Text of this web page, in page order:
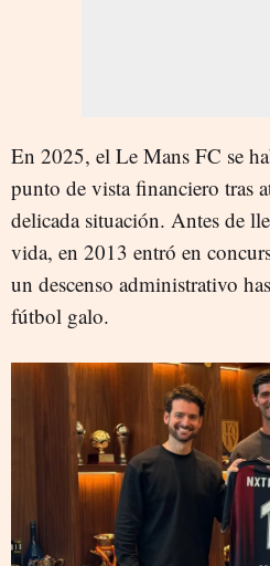
En 2025, el Le Mans FC se
punto de vista financiero tras
delicada situación. Antes de
vida, en 2013 entró en
un descenso administrativo
fútbol galo.